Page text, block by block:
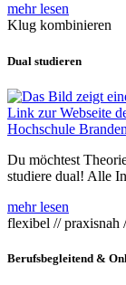
mehr lesen
Klug kombinieren
Dual studieren
Du möchtest
studiere dual! Alle
mehr lesen
flexibel // praxisnah
Berufsbegleitend &